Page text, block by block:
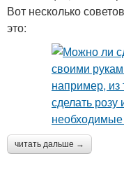
Вот несколько
это:
читать дальше →